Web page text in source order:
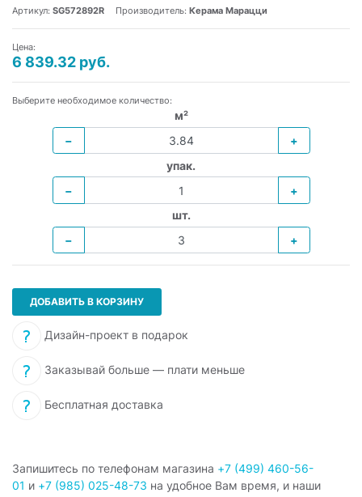
Артикул: SG572892R Производитель: Керама Марацци
Цена:
6 839.32 руб.
Выберите необходимое количество:
м²
−
+
упак.
−
+
шт.
−
+
ДОБАВИТЬ В КОРЗИНУ
Дизайн-проект в подарок
Заказывай больше — плати меньше
Бесплатная доставка
Запишитесь по телефонам магазина +7 (499) 460-56-
01 и +7 (985) 025-48-73 на удобное Вам время, и наши